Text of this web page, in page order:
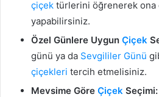
çiçek türlerini öğrenerek ona
yapabilirsiniz.
Özel Günlere Uygun Çiçek
günü ya da Sevgililer Günü
çiçekleri tercih etmelisiniz.
Mevsime Göre Çiçek Seçimi: